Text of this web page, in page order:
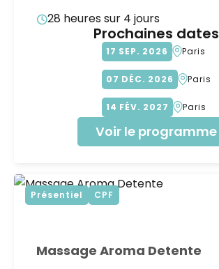
28 heures sur 4 jours
Prochaines dates
17 SEP 2026 Paris
07 DÉC 2026 Paris
14 FÉV 2027 Paris
Voir le programme
Présentiel CPF
Massage Aroma Detente